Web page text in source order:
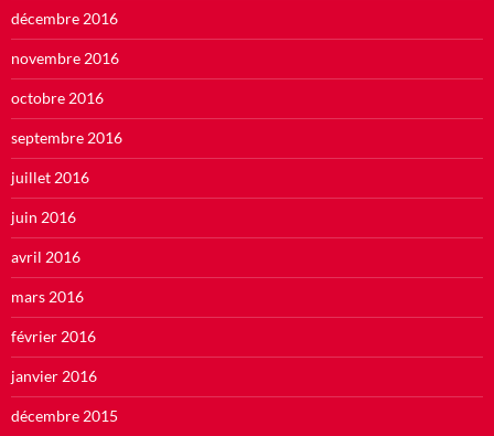
décembre 2016
novembre 2016
octobre 2016
septembre 2016
juillet 2016
juin 2016
avril 2016
mars 2016
février 2016
janvier 2016
décembre 2015